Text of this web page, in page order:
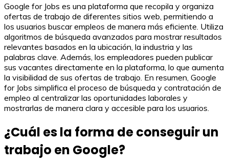
Google for Jobs es una plataforma que recopila y organiza
ofertas de trabajo de diferentes sitios web, permitiendo a
los usuarios buscar empleos de manera más eficiente. Utiliza
algoritmos de búsqueda avanzados para mostrar resultados
relevantes basados en la ubicación, la industria y las
palabras clave. Además, los empleadores pueden publicar
sus vacantes directamente en la plataforma, lo que aumenta
la visibilidad de sus ofertas de trabajo. En resumen, Google
for Jobs simplifica el proceso de búsqueda y contratación de
empleo al centralizar las oportunidades laborales y
mostrarlas de manera clara y accesible para los usuarios.
¿Cuál es la forma de conseguir un
trabajo en Google?